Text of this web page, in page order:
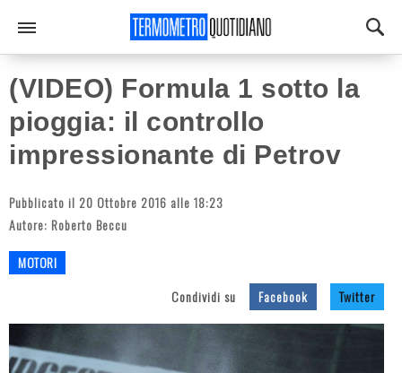
(VIDEO) Formula 1 sotto la
pioggia: il controllo
impressionante di Petrov
Pubblicato il 20 Ottobre 2016 alle 18:23
Autore: Roberto Beccu
MOTORI
Condividi su
Facebook Twitter